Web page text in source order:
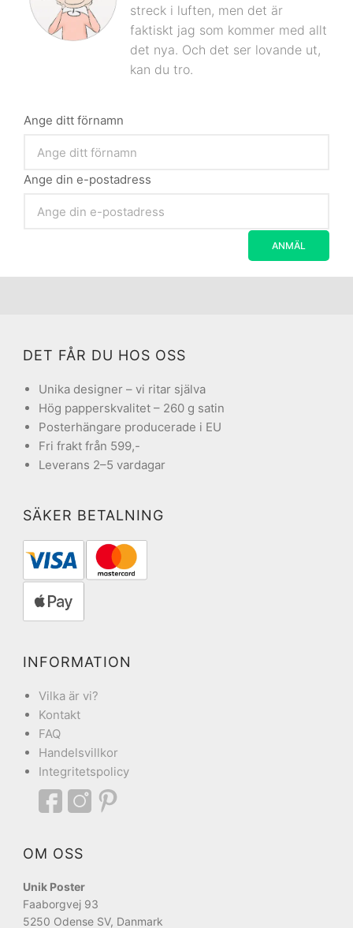
streck i luften, men det är
faktiskt jag som kommer med allt
det nya. Och det ser lovande ut,
kan du tro.
Ange ditt förnamn
Ange din e-postadress
DET FÅR DU HOS OSS
Unika designer – vi ritar själva
Hög papperskvalitet – 260 g satin
Posterhängare producerade i EU
Fri frakt från 599,-
Leverans 2–5 vardagar
SÄKER BETALNING
INFORMATION
Vilka är vi?
Kontakt
FAQ
Handelsvillkor
Integritetspolicy
OM OSS
Unik Poster
Faaborgvej 93
5250 Odense SV, Danmark